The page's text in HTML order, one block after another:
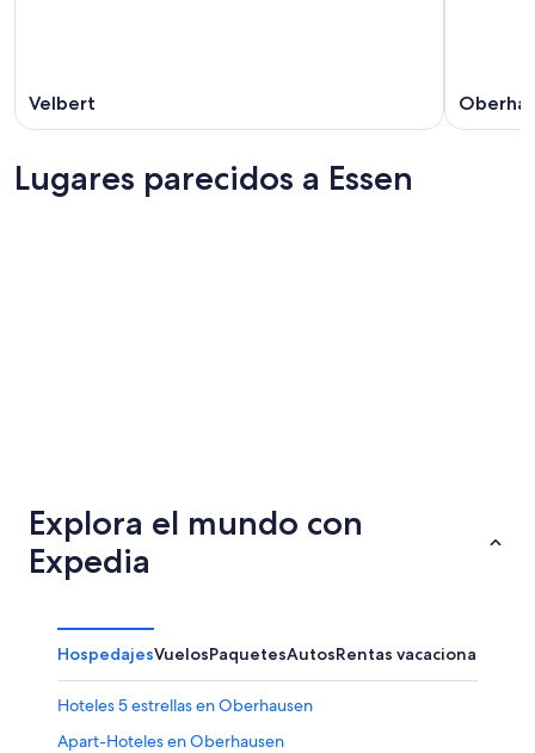
Velbert
Lugares parecidos a Essen
Explora el mundo con
Expedia
HospedajesVuelosPaquetesAutosRentas vacacionales
Hoteles 5 estrellas en Oberhausen
Apart-Hoteles en Oberhausen